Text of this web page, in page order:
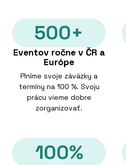
500+
Eventov ročne v ČR a
Európe
Plníme svoje záväzky a
termíny na 100 %. Svoju
prácu vieme dobre
zorganizovať.
100%